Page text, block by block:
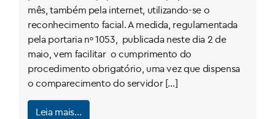
mês, também pela internet, utilizando-se o
reconhecimento facial. A medida, regulamentada
pela portaria nº 1053, publicada neste dia 2 de
maio, vem facilitar o cumprimento do
procedimento obrigatório, uma vez que dispensa
o comparecimento do servidor […]
Leia mais…